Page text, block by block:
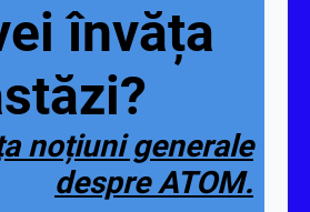
învăța
noțiuni generale
despre ATOM.